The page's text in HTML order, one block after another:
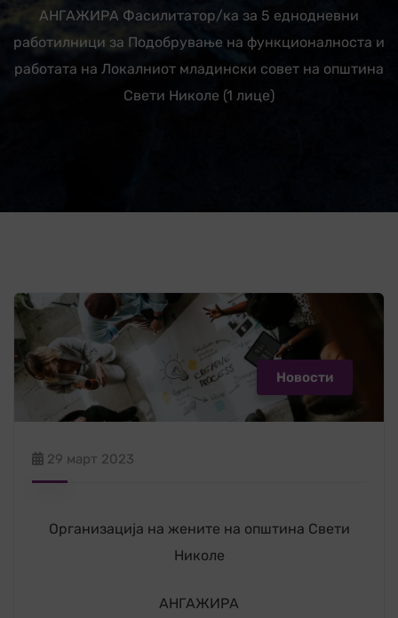
АНГАЖИРА Фасилитатор/ка за 5 еднодневни
работилници за Подобрување на функционалноста и
работата на Локалниот младински совет на општина
Свети Николе (1 лице)
Новости
29 март 2023
Организација на жените на општина Свети
Николе
АНГАЖИРА